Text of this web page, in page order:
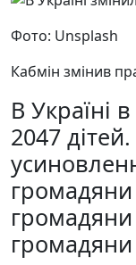
Фото: Unsplash
Кабмін змінив
В Україні
2047
громадяни